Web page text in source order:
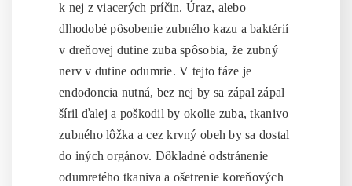
k nej z viacerých príčin. Úraz, alebo
dlhodobé pôsobenie zubného kazu a baktérií
v dreňovej dutine zuba spôsobia, že zubný
nerv v dutine odumrie. V tejto fáze je
endodoncia nutná, bez nej by sa zápal zápal
šíril ďalej a poškodil by okolie zuba, tkanivo
zubného lôžka a cez krvný obeh by sa dostal
do iných orgánov. Dôkladné odstránenie
odumretého tkaniva a ošetrenie koreňových